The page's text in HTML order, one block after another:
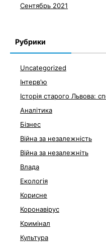
Сентябрь 2021
Рубрики
Uncategorized
Інтерв'ю
Історія старого Львова:
Аналітика
Бізнес
Війна за незалежність
Війна за незалежніть
Влада
Екологія
Корисне
Коронавірус
Кримінал
Культура